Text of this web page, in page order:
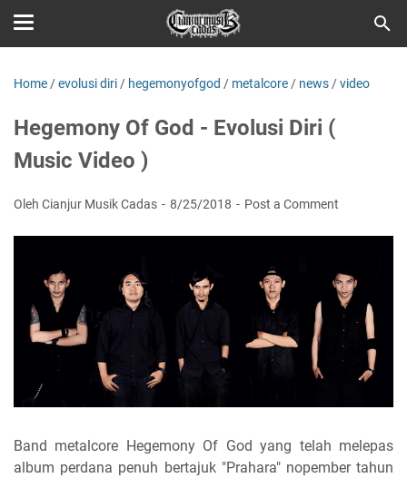
Home /evolusi diri / hegemonyofgod / metalcore / news /video
Hegemony Of God - Evolusi Diri (
Music Video )
Oleh Cianjur Musik Cadas 8/25/2018 Post a Comment
Band metalcore Hegemony Of God yang telah melepas
album perdana penuh bertajuk "Prahara" nopember tahun